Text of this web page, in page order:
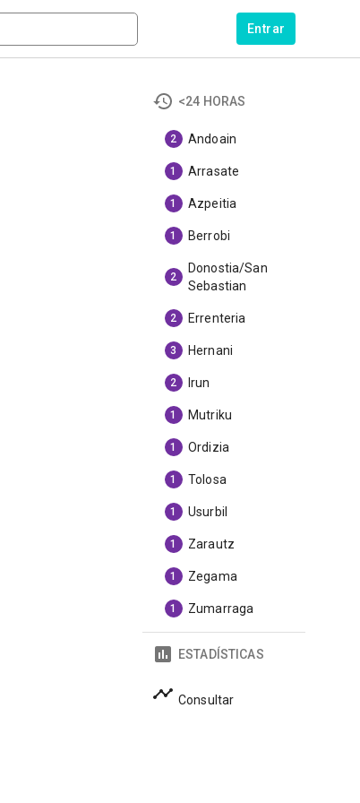
Entrar
<24 HORAS
2 Andoain
1 Arrasate
1 Azpeitia
1 Berrobi
2
Donostia/San
Sebastian
2 Errenteria
3 Hernani
2 Irun
1 Mutriku
1 Ordizia
1 Tolosa
1 Usurbil
1 Zarautz
1 Zegama
1 Zumarraga
ESTADÍSTICAS
Consultar